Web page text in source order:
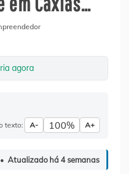
agora
texto: A- 100% A+
Atualizado há 4 semanas